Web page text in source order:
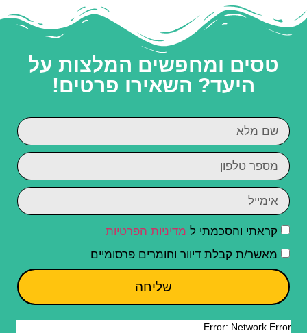
טסים ומחפשים המלצות על
היעד? השאירו פרטים!
קראתי והסכמתי ל מדיניות הפרטיות
מאשר/ת קבלת דיוור וחומרים פרסומיים
שליחה